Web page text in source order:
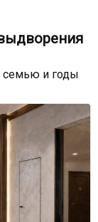
семью и годы